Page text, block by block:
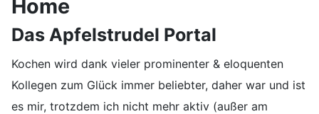
Home
Das Apfelstrudel Portal
Kochen wird dank vieler prominenter & eloquenten
Kollegen zum Glück immer beliebter, daher war und ist
es mir, trotzdem ich nicht mehr aktiv (außer am